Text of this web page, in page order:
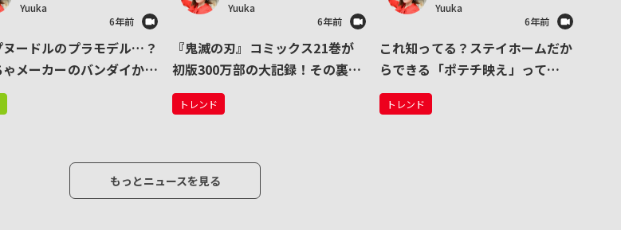
Yuuka
6年前
ヌードルのプラモデル…？
メーカーのバンダイから
ィ高すぎのプラモデルが
る
Yuuka
6年前
『鬼滅の刃』コミックス21巻が
初版300万部の大記録！その裏で
盛り上がったのはあの化け物コン
テンツ！？
トレンド
Yuuka
6年前
これ知ってる？ステイホームだか
らできる「ポテチ映え」って
何！？
トレンド
もっとニュースを見る